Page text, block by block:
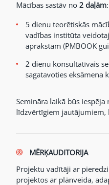
Mācības sastāv no 2 daļām:
5 dienu teorētiskās
vadības institūta
aprakstam (PMBOOK
2 dienu konsultatīvais
sagatavoties eksāmena
Semināra laikā būs
līdzvērtīgiem jautājumiem,
MĒRĶAUDITORIJA
Projektu vadītāji ar
projektos ar plānveida,